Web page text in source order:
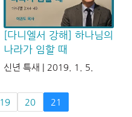
[다니엘서 강해] 하나님의
나라가 임할 때
신년 특새 | 2019. 1. 5.
19 20 21